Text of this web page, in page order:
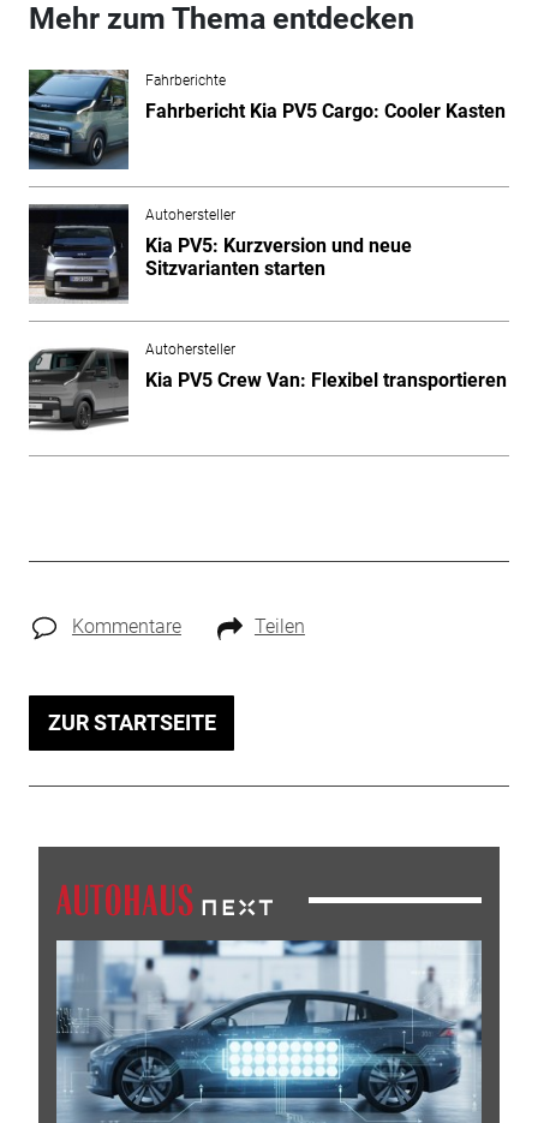
Mehr zum Thema entdecken
Fahrberichte
Fahrbericht Kia PV5 Cargo: Cooler Kasten
Autohersteller
Kia PV5: Kurzversion und neue
Sitzvarianten starten
Autohersteller
Kia PV5 Crew Van: Flexibel transportieren
Kommentare Teilen
ZUR STARTSEITE